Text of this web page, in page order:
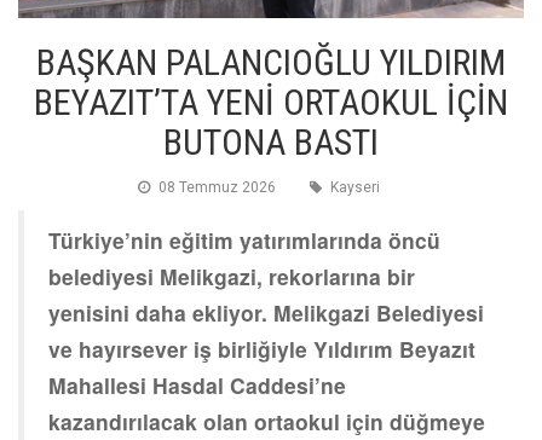
BAŞKAN PALANCIOĞLU YILDIRIM
BEYAZIT’TA YENİ ORTAOKUL İÇİN
BUTONA BASTI
08 Temmuz 2026 Kayseri
Türkiye’nin eğitim yatırımlarında öncü
belediyesi Melikgazi, rekorlarına bir
yenisini daha ekliyor. Melikgazi Belediyesi
ve hayırsever iş birliğiyle Yıldırım Beyazıt
Mahallesi Hasdal Caddesi’ne
kazandırılacak olan ortaokul için düğmeye